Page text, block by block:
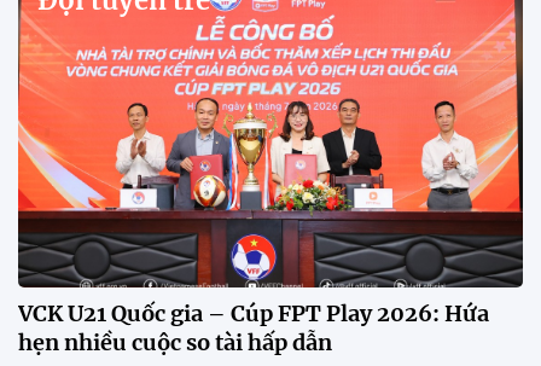
HLV Kim Sang-sik khẳng định tuyển Việt Nam sẽ
tung đội hình mạnh nhất trước Campuchia, hướng
tới chiến thắng để giành ngôi đầu bảng A ASEAN
Cup 2026.
CĐV vượt gần 80 km từ 5h30 sáng để mua vé xem
tuyển Việt Nam
Tuyển Việt Nam đối đầu Malaysia ở bán kết
ASEAN Cup 2026?